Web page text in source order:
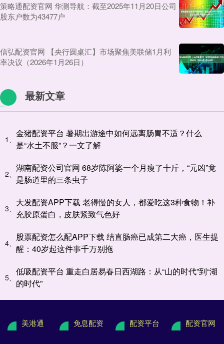
策略通配资官网 华测导航：截至2025年11月20日公司
股东户数为43477户
信弘配资官网 【央行圆桌汇】市场聚焦美联储1月利
率决议（2026年1月26日）
最新文章
1、
金猪配资平台 暑期出游途中如何远离肠胃不适？什么
是“水土不服”？一文了解
2、
湖南配资公司官网 68岁陈阿婆一个月瘦了十斤，“元凶”竟
是肠道里的三条虫子
3、
大发配资APP下载 老得慢的女人，都爱吃这3种食物！补
充胶原蛋白，皮肤紧致气色好
4、
股票配资怎么配APP下载 结直肠癌已成第二大癌，医生提
醒：40岁起这件事千万别拖
5、
低吸配资平台 重走白居易春日西湖路：从“山的时代”到“湖
的时代”
美港通 免息配资 配资平台 配资官网